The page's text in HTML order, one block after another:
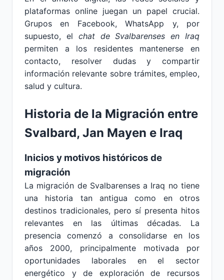
plataformas online juegan un papel crucial.
Grupos en Facebook, WhatsApp y, por
supuesto, el chat de Svalbarenses en Iraq
permiten a los residentes mantenerse en
contacto, resolver dudas y compartir
información relevante sobre trámites, empleo,
salud y cultura.
Historia de la Migración entre
Svalbard, Jan Mayen e Iraq
Inicios y motivos históricos de
migración
La migración de Svalbarenses a Iraq no tiene
una historia tan antigua como en otros
destinos tradicionales, pero sí presenta hitos
relevantes en las últimas décadas. La
presencia comenzó a consolidarse en los
años 2000, principalmente motivada por
oportunidades laborales en el sector
energético y de exploración de recursos